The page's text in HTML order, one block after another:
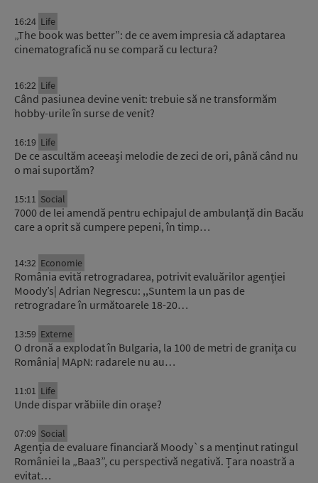
16:24 Life
„The book was better”: de ce avem impresia că adaptarea
cinematografică nu se compară cu lectura?
16:22 Life
Când pasiunea devine venit: trebuie să ne transformăm
hobby-urile în surse de venit?
16:19 Life
De ce ascultăm aceeași melodie de zeci de ori, până când nu
o mai suportăm?
15:11 Social
7000 de lei amendă pentru echipajul de ambulanță din Bacău
care a oprit să cumpere pepeni, în timp…
14:32 Economie
România evită retrogradarea, potrivit evaluărilor agenției
Moody’s| Adrian Negrescu: ,,Suntem la un pas de
retrogradare în următoarele 18-20…
13:59 Externe
O dronă a explodat în Bulgaria, la 100 de metri de granița cu
România| MApN: radarele nu au…
11:01 Life
Unde dispar vrăbiile din orașe?
07:09 Social
Agenția de evaluare financiară Moody`s a menținut ratingul
României la „Baa3”, cu perspectivă negativă. Țara noastră a
evitat…